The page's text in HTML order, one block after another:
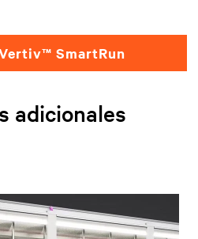
SmartRun
adicionales